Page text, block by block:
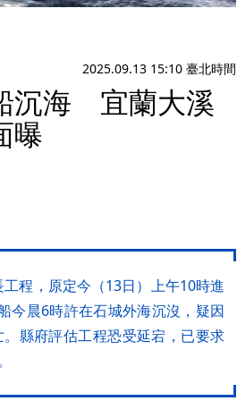
2025.09.13 15:10 臺北時間
沉海 宜蘭大溪
曝
程，原定今（13日）上午10時進
今晨6時許在石城外海沉沒，疑因
縣府評估工程恐受延宕，已要求